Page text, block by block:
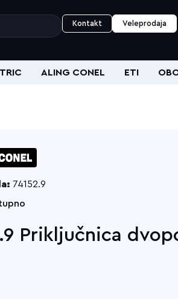
Kontakt Veleprodaja
ALING CONEL ETI
74152.9
Priključnica